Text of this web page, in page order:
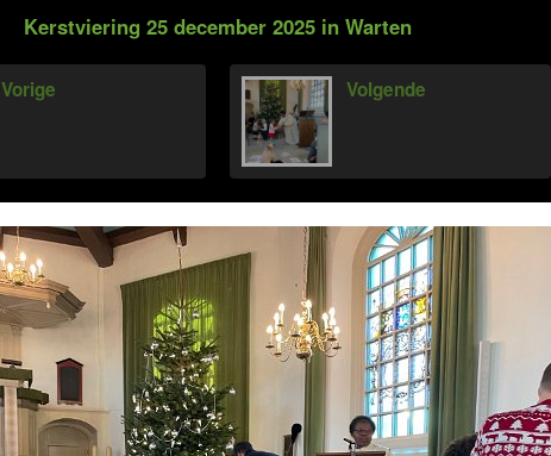
Kerstviering 25 december 2025 in Warten
Vorige Volgende